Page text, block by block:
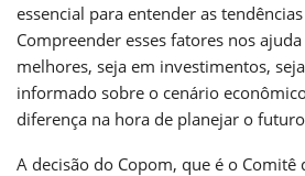
essencial para entender as
Compreender esses fatores nos
melhores, seja em investimentos,
informado sobre o cenário
diferença na hora de planejar o
A decisão do Copom, que é o